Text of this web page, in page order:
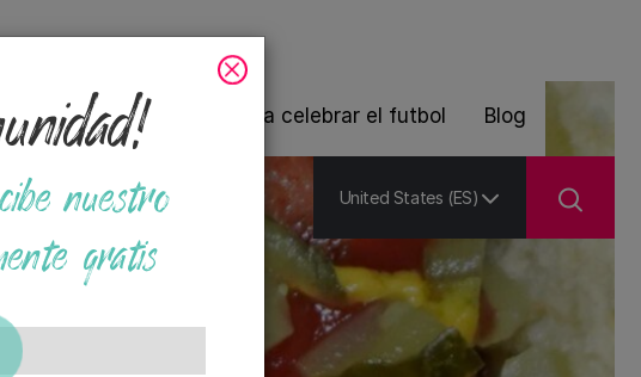
a base de plantas para celebrar el futbol Blog
United States (ES)
nuestro
gratis